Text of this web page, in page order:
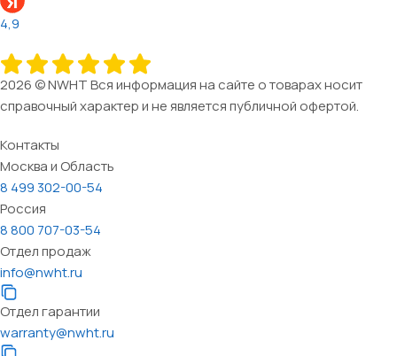
4,9
2026 © NWHT Вся информация на сайте о товарах носит
справочный характер и не является публичной офертой.
Контакты
Москва и Область
8 499 302-00-54
Россия
8 800 707-03-54
Отдел продаж
info@nwht.ru
Отдел гарантии
warranty@nwht.ru